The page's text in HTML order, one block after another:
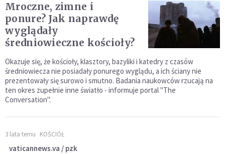
Mroczne, zimne i
ponure? Jak naprawdę
wyglądały
średniowieczne kościoły?
Okazuje się, że kościoły, klasztory, bazyliki i katedry z czasów
średniowiecza nie posiadały ponurego wyglądu, a ich ściany nie
prezentowały się surowo i smutno. Badania naukowców rzucają na
ten okres zupełnie inne światło - informuje portal "The
Conversation".
3 lata temu KOŚCIÓŁ
vaticannews.va / pzk